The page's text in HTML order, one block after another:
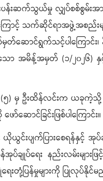
လမ်းပန်းဆက်သွယ်မှု လျှပ်စ
သက်ဆိုင်ရာအဖွဲ့အစည်းများ
င်ရွက်သင့်ပါကြောင်း၊ နိုင်
ော အမိန့်အမှတ် (၁/၂၀၂
) မှ ဦးထိန်လင်းက ယခုကဲ့
ဆောင်ခြင်းဖြစ်ပါကြောင်း။
င်းပျက်ပြားစေရန်နှင့် အုပ်
ပ်ချုပ်ရေး နည်းလမ်းမျာ
းတုံ့ပြန်မှုများကို ပြုလုပ်နို